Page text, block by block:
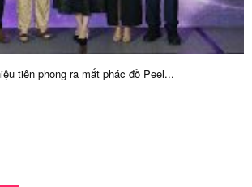
tiên phong ra mắt phác đồ Peel...